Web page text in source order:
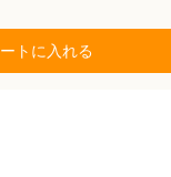
トに入れる